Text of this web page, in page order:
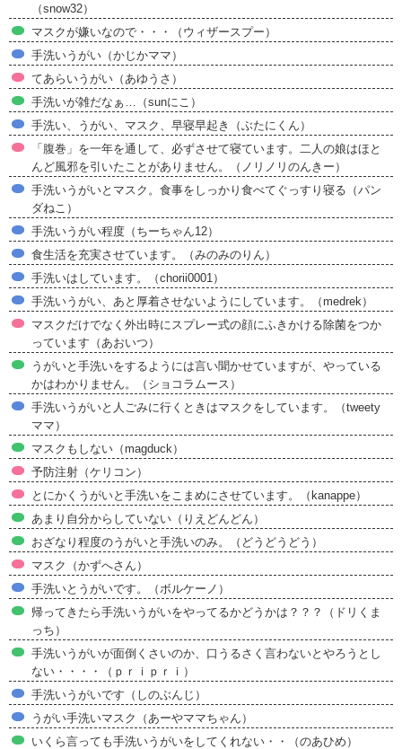
（snow32）
マスクが嫌いなので・・・（ウィザースプー）
手洗いうがい（かじかママ）
てあらいうがい（あゆうさ）
手洗いが雑だなぁ…（sunにこ）
手洗い、うがい、マスク、早寝早起き（ぶたにくん）
「腹巻」を一年を通して、必ずさせて寝ています。二人の娘はほと
んど風邪を引いたことがありません。（ノリノリのんきー）
手洗いうがいとマスク。食事をしっかり食べてぐっすり寝る（パン
ダねこ）
手洗いうがい程度（ちーちゃん12）
食生活を充実させています。（みのみのりん）
手洗いはしています。（chorii0001）
手洗いうがい、あと厚着させないようにしています。（medrek）
マスクだけでなく外出時にスプレー式の顔にふきかける除菌をつか
っています（あおいつ）
うがいと手洗いをするようには言い聞かせていますが、やっている
かはわかりません。（ショコラムース）
手洗いうがいと人ごみに行くときはマスクをしています。（tweety
ママ）
マスクもしない（magduck）
予防注射（ケリコン）
とにかくうがいと手洗いをこまめにさせています。（kanappe）
あまり自分からしていない（りえどんどん）
おざなり程度のうがいと手洗いのみ。（どうどうどう）
マスク（かずへさん）
手洗いとうがいです。（ボルケーノ）
帰ってきたら手洗いうがいをやってるかどうかは？？？（ドリくま
っち）
手洗いうがいが面倒くさいのか、口うるさく言わないとやろうとし
ない・・・・（ｐｒｉｐｒｉ）
手洗いうがいです（しのぶんじ）
うがい手洗いマスク（あーやママちゃん）
いくら言っても手洗いうがいをしてくれない・・（のあひめ）